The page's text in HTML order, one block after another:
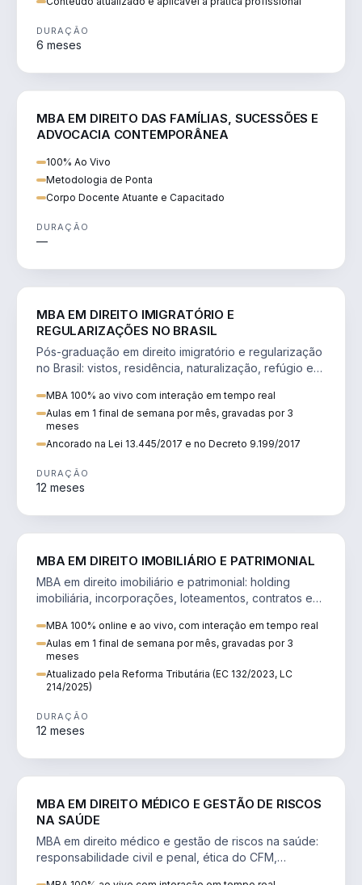
DURAÇÃO
6 meses
MBA EM DIREITO DAS FAMÍLIAS, SUCESSÕES E
ADVOCACIA CONTEMPORÂNEA
100% Ao Vivo
Metodologia de Ponta
Corpo Docente Atuante e Capacitado
DURAÇÃO
—
MBA EM DIREITO IMIGRATÓRIO E
REGULARIZAÇÕES NO BRASIL
Pós-graduação em direito imigratório e regularização
no Brasil: vistos, residência, naturalização, refúgio e
MBA 100% ao vivo com interação em tempo real
Aulas em 1 final de semana por mês, gravadas por 3
meses
Ancorado na Lei 13.445/2017 e no Decreto 9.199/2017
DURAÇÃO
12 meses
MBA EM DIREITO IMOBILIÁRIO E PATRIMONIAL
MBA em direito imobiliário e patrimonial: holding
imobiliária, incorporações, loteamentos, contratos e
MBA 100% online e ao vivo, com interação em tempo real
Aulas em 1 final de semana por mês, gravadas por 3
meses
Atualizado pela Reforma Tributária (EC 132/2023, LC
214/2025)
DURAÇÃO
12 meses
MBA EM DIREITO MÉDICO E GESTÃO DE RISCOS
NA SAÚDE
MBA em direito médico e gestão de riscos na saúde:
responsabilidade civil e penal, ética do CFM,